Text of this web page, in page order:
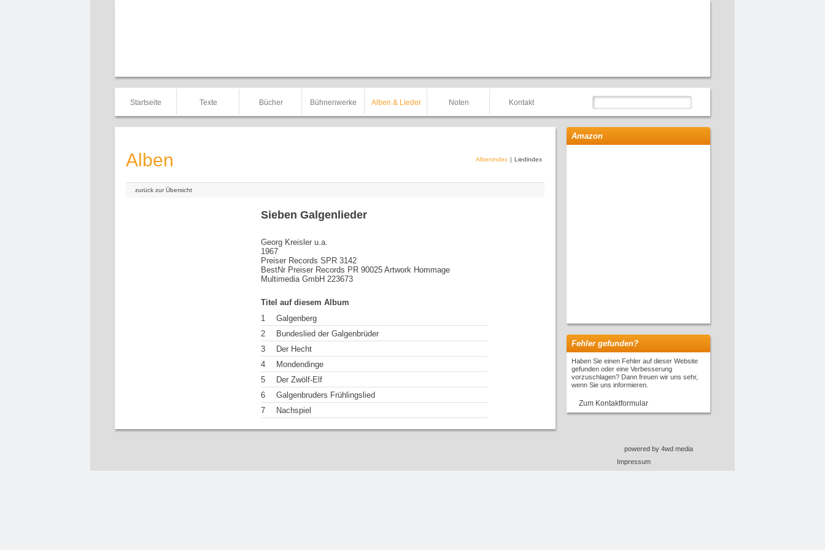
Startseite Texte Bücher Bühnenwerke Alben & Lieder Noten Kontakt
Alben Albenindex | Liedindex
zurück zur Übersicht
Sieben Galgenlieder
Georg Kreisler u.a.
1967
Preiser Records SPR 3142
BestNr Preiser Records PR 90025 Artwork Hommage
Multimedia GmbH 223673
Titel auf diesem Album
1
Galgenberg
2
Bundeslied der Galgenbrüder
3
Der Hecht
4
Mondendinge
5
Der Zwölf-Elf
6
Galgenbruders Frühlingslied
7
Nachspiel
Amazon
Fehler gefunden?
Haben Sie einen Fehler auf dieser Website
gefunden oder eine Verbesserung
vorzuschlagen? Dann freuen wir uns sehr,
wenn Sie uns informieren.
Zum Kontaktformular
powered by 4wd media
Impressum